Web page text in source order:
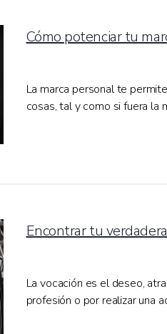
Cómo potenciar tu
La marca personal te
cosas, tal y como si fuera la
Encontrar tu
La vocación es el deseo,
profesión o por realizar una